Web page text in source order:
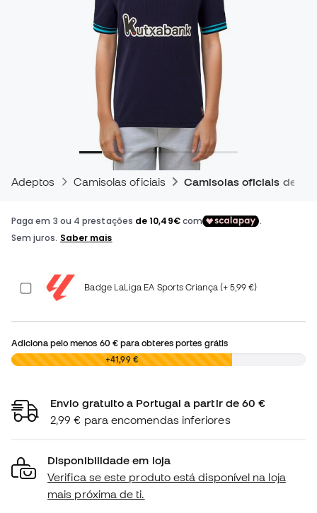
Adeptos Camisolas oficiais Camisolas oficiais de
Badge LaLiga EA Sports Criança (+ 5,99 €)
Adiciona pelo menos 60 €para obteres portes grátis
0,00 € +41,99 €
Envio gratuito a Portugal a partir de 60 €
2,99 € para encomendas inferiores
Disponibilidade em loja
Verifica se este produto está disponível na loja
mais próxima de ti.